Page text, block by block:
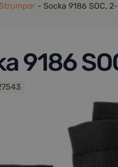
- Socka 9186 SOC,
9186